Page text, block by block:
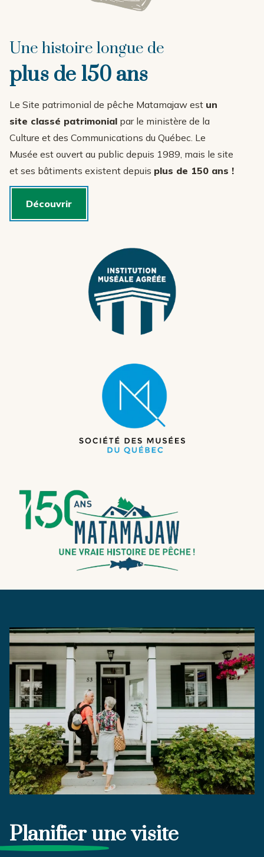
Une histoire longue de
plus de 150 ans
Le Site patrimonial de pêche Matamajaw est un
site classé patrimonial par le ministère de la
Culture et des Communications du Québec. Le
Musée est ouvert au public depuis 1989, mais le site
et ses bâtiments existent depuis plus de 150 ans !
Découvrir
Planifierune visite